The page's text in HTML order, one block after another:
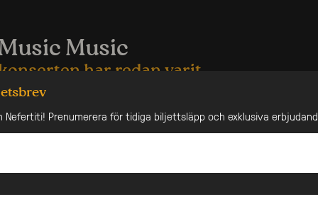
Music
har redan varit
– releasefest och 20-årsjubileum
och det firar de med att blicka framåt och släppa sitt
på klubbar och festivaler i Paris, London, New York,
Nefertiti! Prenumerera för tidiga biljettsläpp och exklusiva